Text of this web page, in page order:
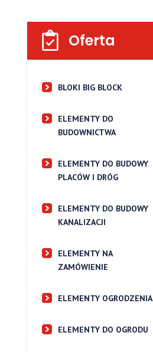
Oferta
BLOKI BIG BLOCK
ELEMENTY DO
BUDOWNICTWA
ELEMENTY DO BUDOWY
PLACÓW I DRÓG
ELEMENTY DO BUDOWY
KANALIZACJI
ELEMENTY NA
ZAMÓWIENIE
ELEMENTY OGRODZENIA
ELEMENTY DO OGRODU